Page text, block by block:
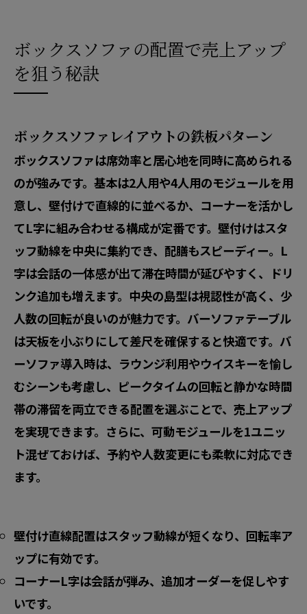
ボックスソファの配置で売上アップ
を狙う秘訣
ボックスソファレイアウトの鉄板パターン
ボックスソファは席効率と居心地を同時に高められる
のが強みです。基本は2人用や4人用のモジュールを用
意し、壁付けで直線的に並べるか、コーナーを活かし
てL字に組み合わせる構成が定番です。壁付けはスタ
ッフ動線を中央に集約でき、配膳もスピーディー。L
字は会話の一体感が出て滞在時間が延びやすく、ドリ
ンク追加も増えます。中央の島型は視認性が高く、少
人数の回転が良いのが魅力です。バーソファテーブル
は天板を小ぶりにして差尺を確保すると快適です。バ
ーソファ導入時は、ラウンジ利用やウイスキーを愉し
むシーンも考慮し、ピークタイムの回転と静かな時間
帯の滞留を両立できる配置を選ぶことで、 売上アップ
を実現できます。さらに、 可動モジュールを1ユニッ
ト混ぜておけば、予約や人数変更にも柔軟に対応でき
ます。
壁付け直線配置はスタッフ動線が短くなり、回転率ア
ップに有効です。
コーナーL字は会話が弾み、追加オーダーを促しやす
いです。